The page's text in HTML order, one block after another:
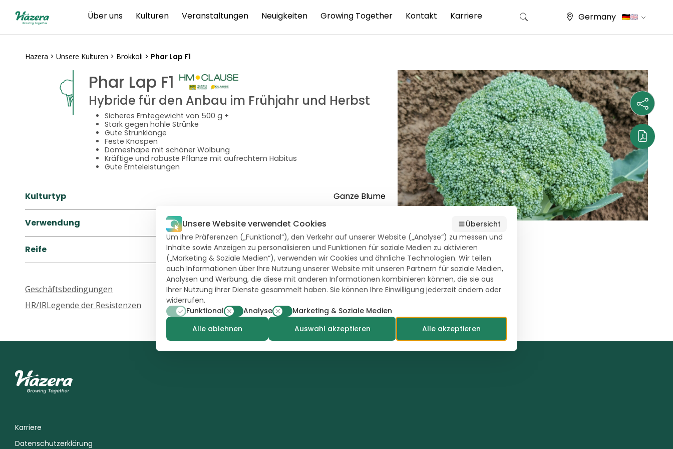
Inhalt
Über uns Kulturen Veranstaltungen Neuigkeiten Growing Together Kontakt Karriere Germany
Hazera > Unsere Kulturen > Brokkoli > Phar Lap F1
Phar Lap F1
Hybride für den Anbau im Frühjahr und Herbst
Sicheres Erntegewicht von 500 g +
Stark gegen hohle Strünke
Gute Strunklänge
Feste Knospen
Domeshape mit schöner Wölbung
Kräftige und robuste Pflanze mit aufrechtem Habitus
Gute Ernteleistungen
Kulturtyp Ganze Blume
Verwendung
Reife 60 - 90 Tage
Geschäftsbedingungen
HR/IRLegende der Resistenzen
Kontaktieren Sie einen lokalen
Karriere
Datenschutzerklärung
Unsere Website verwendet Cookies
Übersicht
Um Ihre Präferenzen („Funktional“), den Verkehr auf unserer Website („Analyse“) zu messen und
Inhalte sowie Anzeigen zu personalisieren und Funktionen für soziale Medien zu aktivieren
(„Marketing & Soziale Medien“), verwenden wir Cookies und ähnliche Technologien. Wir teilen
auch Informationen über Ihre Nutzung unserer Website mit unseren Partnern für soziale Medien,
Analysen und Werbung, die diese mit anderen Informationen kombinieren können, die sie aus
Ihrer Nutzung ihrer Dienste gesammelt haben. Sie können Ihre Einwilligung jederzeit ändern oder
widerrufen.
Funktional
Analyse
Marketing & Soziale Medien
Alle ablehnen
Auswahl akzeptieren Alle akzeptieren